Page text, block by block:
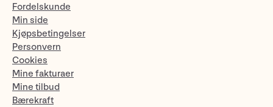
Fordelskunde
Min side
Kjøpsbetingelser
Personvern
Cookies
Mine fakturaer
Mine tilbud
Bærekraft